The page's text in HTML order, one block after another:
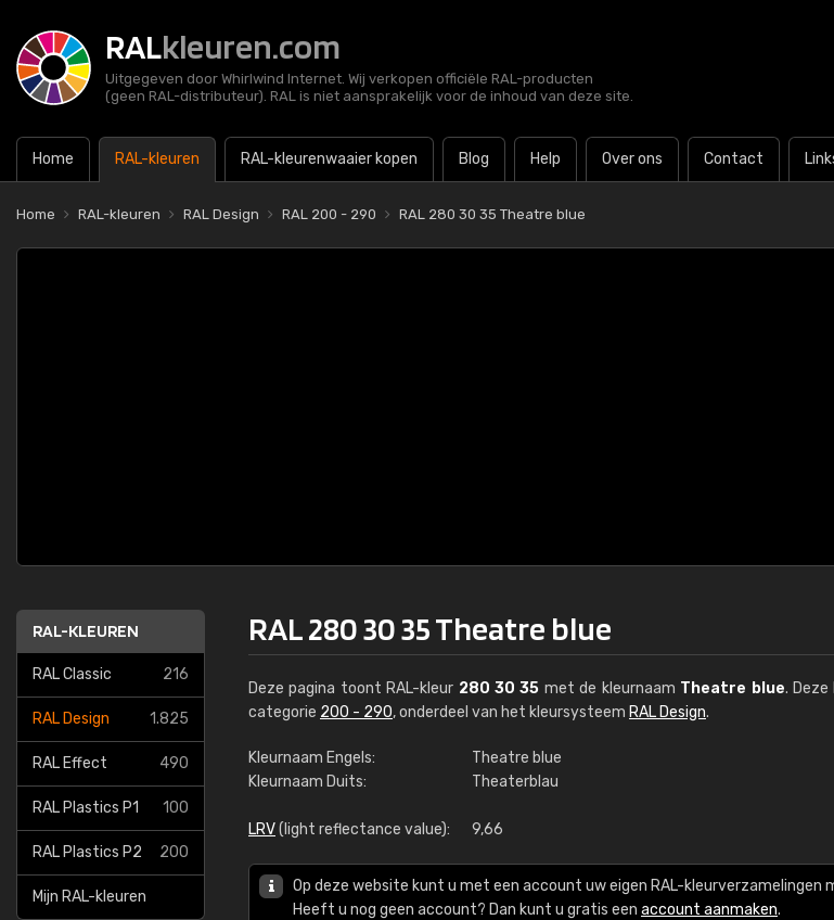
RALkleuren.com
Uitgegeven door Whirlwind Internet. Wij verkopen officiële RAL-producten
(geen RAL-distributeur). RAL is niet aansprakelijk voor de inhoud van deze site.
Home RAL-kleuren RAL-kleurenwaaier kopen Blog Help Over ons Contact
Home RAL-kleuren RAL Design RAL 200 - 290 RAL 280 30 35 Theatre blue
RAL-KLEUREN
RAL Classic 216
RAL Design 1.825
RAL Effect 490
RAL Plastics P1 100
RAL Plastics P2 200
Mijn RAL-kleuren
RAL 280 30 35 Theatre blue
Deze pagina toont RAL-kleur 280 30 35 met de kleurnaam Theatre blue.
categorie 200 - 290, onderdeel van het kleursysteem RAL Design.
Kleurnaam Engels:
Theatre blue
Kleurnaam Duits:
Theaterblau
LRV(light reflectance value): 9,66
Op deze website kunt u met een account uw eigen RAL-kleurverzamelingen
Heeft u nog geen account? Dan kunt u gratis een account aanmaken.
RAL